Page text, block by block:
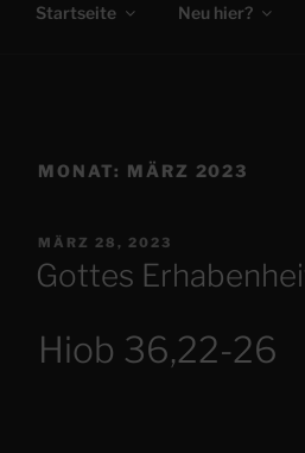
Startseite Neu hier?
MONAT: MÄRZ 2023
VERÖFFENTLICHT
AM
MÄRZ 28, 2023
Gottes
Hiob 36,22-26